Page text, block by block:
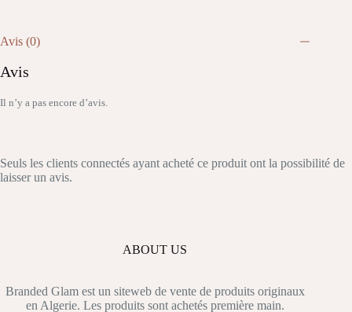
Avis (0)
Avis
Il n’y a pas encore d’avis.
Seuls les clients connectés ayant acheté ce produit ont la possibilité de
laisser un avis.
ABOUT US
Branded Glam est un siteweb de vente de produits originaux
en Algerie. Les produits sont achetés première main.